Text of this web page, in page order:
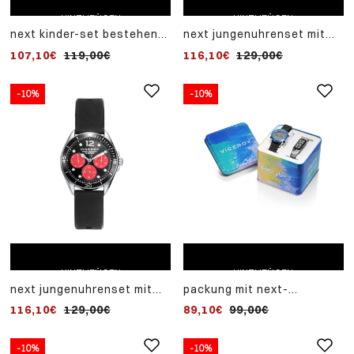
HINZUFÜGEN
next kinder-set bestehend
armbanduhr aus stahl und
aktivitätsarmband
107,10€ 119,00€
HINZUFÜGEN
next jungenuhrenset mit
lederarmband
116,10€ 129,00€
-10%
HINZUFÜGEN
next jungenuhrenset mit
blauem lederarmband
116,10€ 129,00€
-10%
HINZUFÜGEN
packung mit next-
gehäuse und armband aus
aktivitätsarmband mit
89,10€ 99,00€
-10% -10%